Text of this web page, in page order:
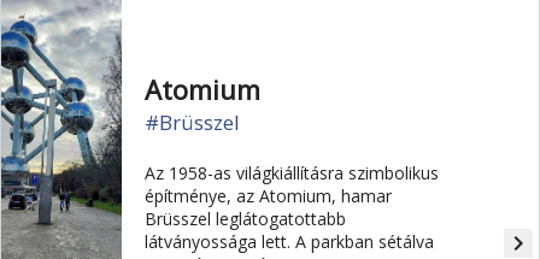
Atomium
#Brüsszel
Az 1958-as világkiállításra szimbolikus
építménye, az Atomium, hamar
Brüsszel leglátogatottabb
látványossága lett. A parkban sétálva
navigate_next